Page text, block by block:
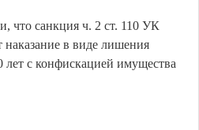
что санкция ч. 2 ст. 110 УК
в виде лишения
лет с конфискацией имущества